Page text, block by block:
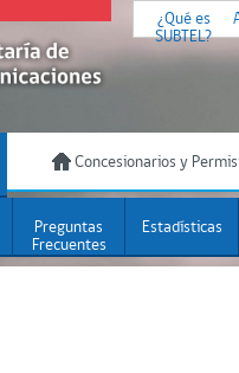
¿Qué es
SUBTEL?
Concesionarios y
Preguntas
Frecuentes
Estadísticas